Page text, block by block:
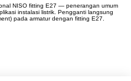
NISO fitting E27 — penerangan umum
instalasi listrik. Pengganti langsung
pada armatur dengan fitting E27.